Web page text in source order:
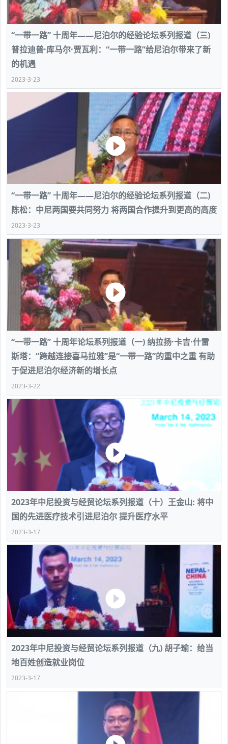
“一带一路” 十周年——尼泊尔的经验论坛系列报道（三)
普拉迪普·库马尔·贾瓦利：“一带一路”给尼泊尔带来了新
的机遇
2023-3-23
“一带一路” 十周年——尼泊尔的经验论坛系列报道（二)
陈松：中尼两国要共同努力 将两国合作提升到更高的高度
2023-3-23
“一带一路” 十周年论坛系列报道（一) 纳拉扬·卡吉·什雷
斯塔：“跨越连接喜马拉雅”是“一带一路”的重中之重 有助
于促进尼泊尔经济新的增长点
2023-3-22
2023年中尼投资与经贸论坛系列报道（十）王金山: 将中
国的先进医疗技术引进尼泊尔 提升医疗水平
2023-3-17
2023年中尼投资与经贸论坛系列报道（九) 胡子瑜：给当
地百姓创造就业岗位
2023-3-17